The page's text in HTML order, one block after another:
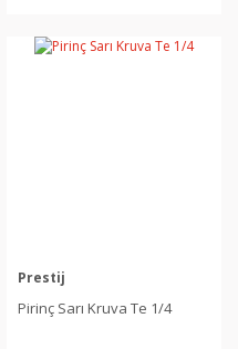
Prestij
Pirinç Sarı Kruva Te 1/4